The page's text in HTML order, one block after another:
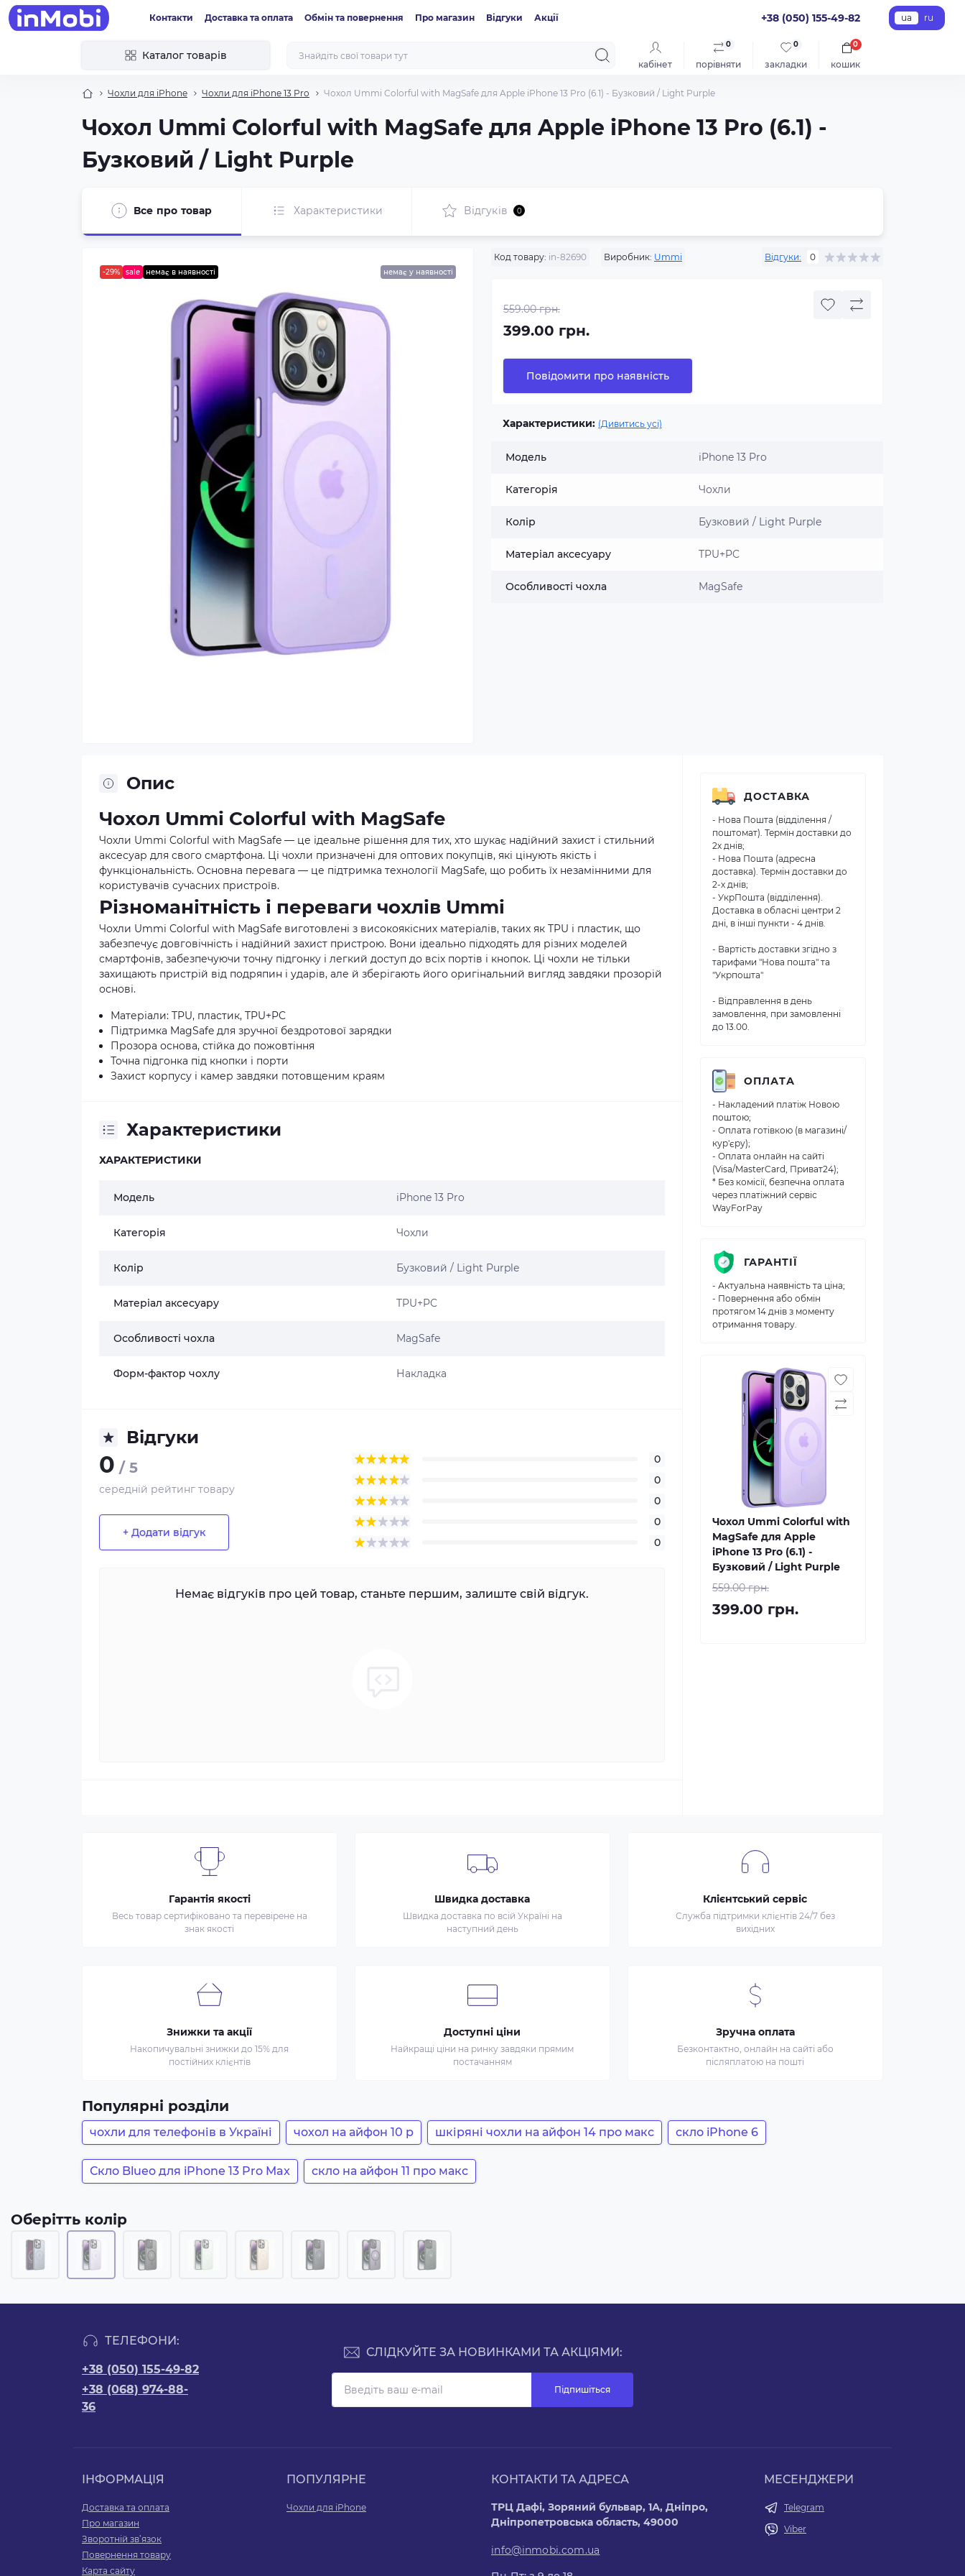
Контакти Доставка та оплата Обмін та повернення Про магазин Відгуки Акції +38 (050) 155-49-82 ua ru
Каталог товарів
кабінет порівняти
0
закладки
0
кошик
0
Чохли для iPhone Чохли для iPhone 13 Pro Чохол Ummi Colorful with MagSafe для Apple iPhone 13 Pro (6.1) - Бузковий / Light Purple
Чохол Ummi Colorful with MagSafe для Apple iPhone 13 Pro (6.1) -
Бузковий / Light Purple
Все про товар Характеристики Відгуків 0
-29% sale немає в наявності немає у наявності
Код товару: in-82690 Виробник: Ummi Відгуки: 0
559.00 грн.
399.00 грн.
Повідомити про наявність
Характеристики: (Дивитись усі)
Модель iPhone 13 Pro
Категорія Чохли
Колір Бузковий / Light Purple
Матеріал аксесуару TPU+PC
Особливості чохла MagSafe
Опис
Чохол Ummi Colorful with MagSafe
Чохли Ummi Colorful with MagSafe — це ідеальне рішення для тих, хто шукає надійний захист і стильний
аксесуар для свого смартфона. Ці чохли призначені для оптових покупців, які цінують якість і
функціональність. Основна перевага — це підтримка технології MagSafe, що робить їх незамінними для
користувачів сучасних пристроїв.
Різноманітність і переваги чохлів Ummi
Чохли Ummi Colorful with MagSafe виготовлені з високоякісних матеріалів, таких як TPU і пластик, що
забезпечує довговічність і надійний захист пристрою. Вони ідеально підходять для різних моделей
смартфонів, забезпечуючи точну підгонку і легкий доступ до всіх портів і кнопок. Ці чохли не тільки
захищають пристрій від подряпин і ударів, але й зберігають його оригінальний вигляд завдяки прозорій
основі.
Матеріали: TPU, пластик, TPU+PC
Підтримка MagSafe для зручної бездротової зарядки
Прозора основа, стійка до пожовтіння
Точна підгонка під кнопки і порти
Захист корпусу і камер завдяки потовщеним краям
Характеристики
ХАРАКТЕРИСТИКИ
Модель iPhone 13 Pro
Категорія Чохли
Колір Бузковий / Light Purple
Матеріал аксесуару TPU+PC
Особливості чохла MagSafe
Форм-фактор чохлу Накладка
Відгуки
0 / 5
середній рейтинг товару
+ Додати відгук
0
0
0
0
0
Немає відгуків про цей товар, станьте першим, залиште свій відгук.
ДОСТАВКА
- Нова Пошта (відділення /
поштомат). Термін доставки до
2х днів;
- Нова Пошта (адресна
доставка). Термін доставки до
2-х днів;
- УкрПошта (відділення).
Доставка в обласні центри 2
дні, в інші пункти - 4 днів.
- Вартість доставки згідно з
тарифами "Нова пошта" та
"Укрпошта"
- Відправлення в день
замовлення, при замовленні
до 13.00.
ОПЛАТА
- Накладений платіж Новою
поштою;
- Оплата готівкою (в магазині/
кур'єру);
- Оплата онлайн на сайті
(Visa/MasterCard, Приват24);
* Без комісії, безпечна оплата
через платіжний сервіс
WayForPay
ГАРАНТІЇ
- Актуальна наявність та ціна;
- Повернення або обмін
протягом 14 днів з моменту
отримання товару.
Чохол Ummi Colorful with
MagSafe для Apple
iPhone 13 Pro (6.1) -
Бузковий / Light Purple
559.00 грн.
399.00 грн.
Гарантія якості
Весь товар сертифіковано та перевірене на
знак якості
Швидка доставка
Швидка доставка по всій Україні на
наступний день
Клієнтський сервіс
Служба підтримки клієнтів 24/7 без
вихідних
Знижки та акції
Накопичувальні знижки до 15% для
постійних клієнтів
Доступні ціни
Найкращі ціни на ринку завдяки прямим
постачанням
Зручна оплата
Безконтактно, онлайн на сайті або
післяплатою на пошті
Популярні розділи
чохли для телефонів в Україні чохол на айфон 10 р шкіряні чохли на айфон 14 про макс скло iPhone 6
Скло Blueo для iPhone 13 Pro Max скло на айфон 11 про макс
Оберітть колір
ТЕЛЕФОНИ:
+38 (050) 155-49-82
+38 (068) 974-88-
36
СЛІДКУЙТЕ ЗА НОВИНКАМИ ТА АКЦІЯМИ:
Підпишіться
ІНФОРМАЦІЯ
Доставка та оплата
Про магазин
Зворотній зв’язок
Повернення товару
Карта сайту
ПОПУЛЯРНЕ
Чохли для iPhone
КОНТАКТИ ТА АДРЕСА
ТРЦ Дафі, Зоряний бульвар, 1А, Дніпро,
Дніпропетровська область, 49000
info@inmobi.com.ua
МЕСЕНДЖЕРИ
Telegram
Viber